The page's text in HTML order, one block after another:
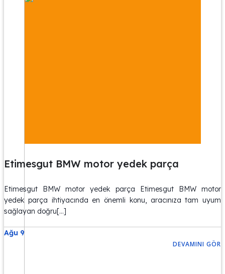
Etimesgut BMW motor yedek parça
Etimesgut BMW motor yedek parça Etimesgut BMW motor
yedek parça ihtiyacında en önemli konu, aracınıza tam uyum
sağlayan doğru[…]
Ağu 9
DEVAMINI GÖR